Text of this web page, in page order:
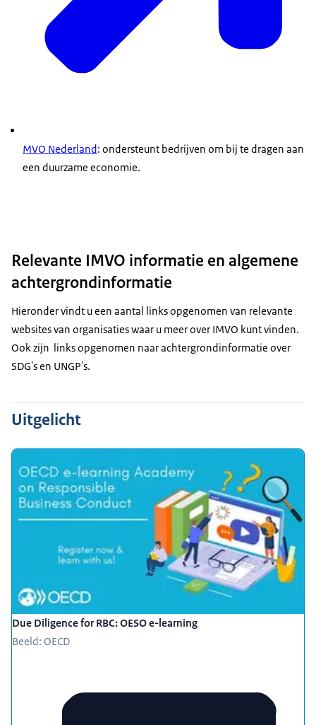
MVO Nederland: ondersteunt bedrijven om bij te dragen aan
een duurzame economie.
Relevante IMVO informatie en algemene
achtergrondinformatie
Hieronder vindt u een aantal links opgenomen van relevante
websites van organisaties waar u meer over IMVO kunt vinden.
Ook zijn links opgenomen naar achtergrondinformatie over
SDG's en UNGP's.
Uitgelicht
Due Diligence for RBC: OESO e-learning
Beeld: OECD